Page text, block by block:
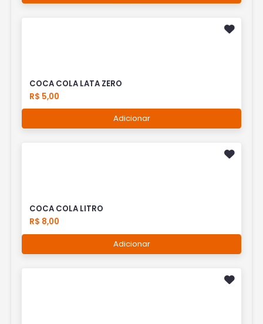
COCA COLA LATA ZERO
R$ 5,00
Adicionar
COCA COLA LITRO
R$ 8,00
Adicionar